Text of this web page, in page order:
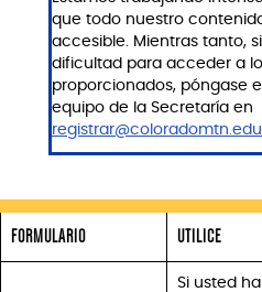
que todo nuestro
accesible. Mientras tanto,
dificultad para acceder a
proporcionados, póngase
equipo de la Secretaría en
registrar@coloradomtn.edu
FORMULARIO UTILICE
Si usted